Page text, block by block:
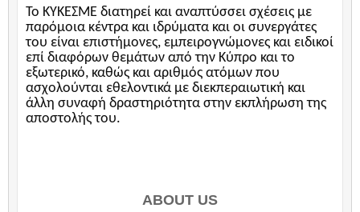
Το ΚΥΚΕΣΜΕ διατηρεί και αναπτύσσει σχέσεις με
παρόμοια κέντρα και ιδρύματα και οι συνεργάτες
του είναι επιστήμονες, εμπειρογνώμονες και ειδικοί
επί διαφόρων θεμάτων από την Κύπρο και το
εξωτερικό, καθώς και αριθμός ατόμων που
ασχολούνται εθελοντικά με διεκπεραιωτική και
άλλη συναφή δραστηριότητα στην εκπλήρωση της
αποστολής του.
ABOUT US